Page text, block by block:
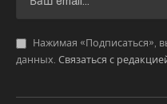
Криводановка,
Тула площадью